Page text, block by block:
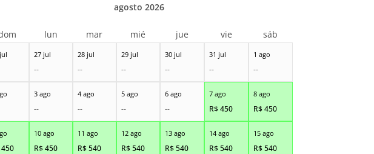
27 jul
--
28 jul
--
29 jul
--
30 jul
--
31 jul
--
1 ago
--
3 ago
--
4 ago
--
5 ago
--
6 ago
--
7 ago
R$450
8 ago
R$450
450
10 ago
R$450
11 ago
R$540
12 ago
R$540
13 ago
R$540
14 ago
R$540
15 ago
R$540
agosto 2026
lun mar mié jue vie sáb